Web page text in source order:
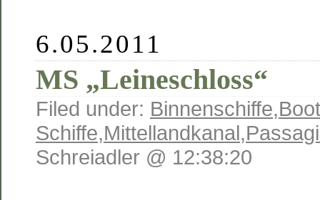
6.05.2011
MS „Leineschloss“
Filed under: Binnenschiffe,
Schiffe,Mittellandkanal,
Schreiadler @ 12:38:20